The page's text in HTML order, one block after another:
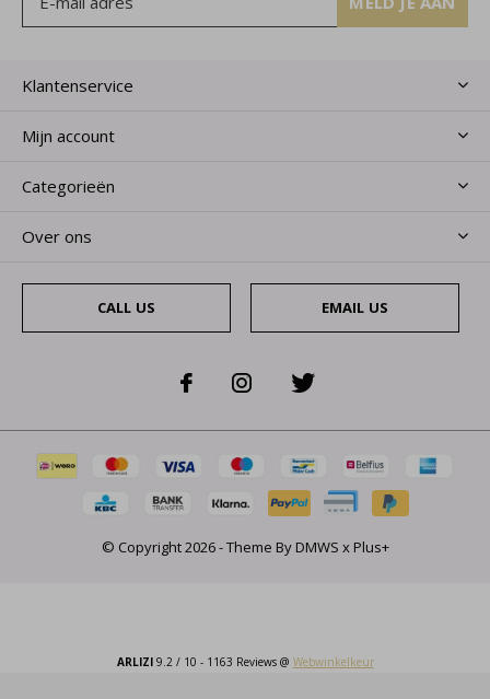
Klantenservice
Mijn account
Categorieën
Over ons
CALL US EMAIL US
© Copyright2026- Theme ByDMWS xPlus+
ARLIZI9.2/ 10 - 1163 Reviews @ Webwinkelkeur